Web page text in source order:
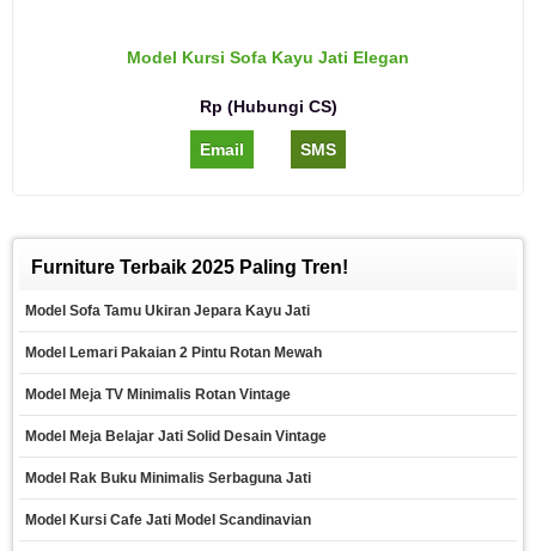
Model Kursi Sofa Kayu Jati Elegan
Rp (Hubungi CS)
Email SMS
Furniture Terbaik 2025 Paling Tren!
Model Sofa Tamu Ukiran Jepara Kayu Jati
Model Lemari Pakaian 2 Pintu Rotan Mewah
Model Meja TV Minimalis Rotan Vintage
Model Meja Belajar Jati Solid Desain Vintage
Model Rak Buku Minimalis Serbaguna Jati
Model Kursi Cafe Jati Model Scandinavian